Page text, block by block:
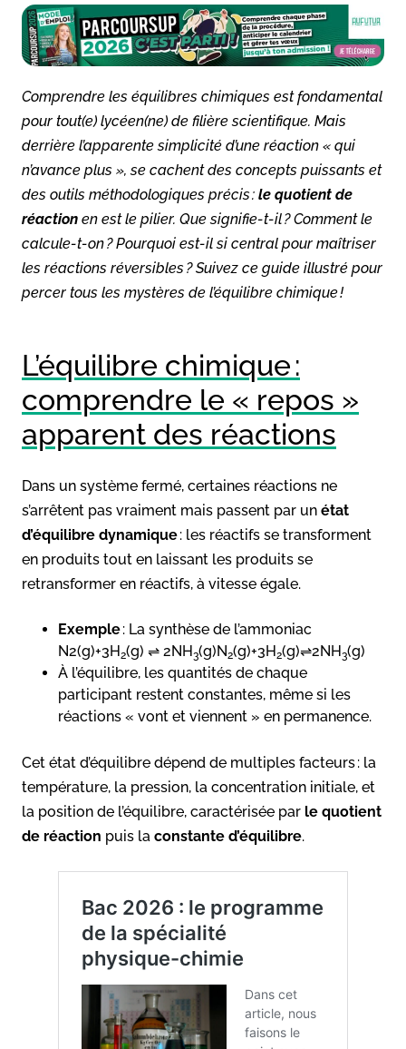
Comprendre les équilibres chimiques est fondamental
pour tout(e) lycéen(ne) de filière scientifique. Mais
derrière l’apparente simplicité d’une réaction « qui
n’avance plus », se cachent des concepts puissants et
des outils méthodologiques précis : le quotient de
réaction en est le pilier. Que signifie-t-il ? Comment le
calcule-t-on ? Pourquoi est-il si central pour maîtriser
les réactions réversibles ? Suivez ce guide illustré pour
percer tous les mystères de l’équilibre chimique !
L’équilibre chimique :
comprendre le « repos »
apparent des réactions
Dans un système fermé, certaines réactions ne
s’arrêtent pas vraiment mais passent par un état
d’équilibre dynamique: les réactifs se transforment
en produits tout en laissant les produits se
retransformer en réactifs, à vitesse égale.
Exemple: La synthèse de l’ammoniac
N2(g)+3H2(g) ⇌ 2NH3(g)N2(g)+3H2(g)⇌2NH3(g)
À l’équilibre, les quantités de chaque
participant restent constantes, même si les
réactions « vont et viennent » en permanence.
Cet état d’équilibre dépend de multiples facteurs : la
température, la pression, la concentration initiale, et
la position de l’équilibre, caractérisée par le quotient
de réaction puis la constante d’équilibre.